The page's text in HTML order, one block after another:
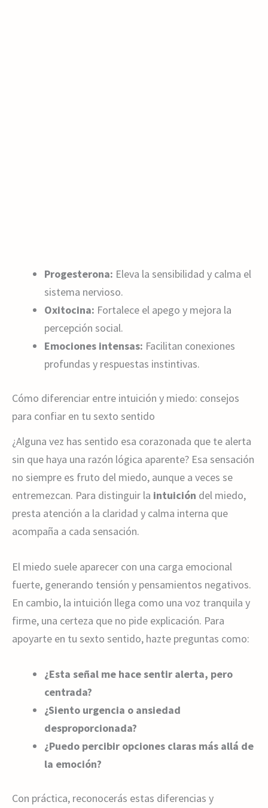
Progesterona: Eleva la sensibilidad y calma el
sistema nervioso.
Oxitocina: Fortalece el apego y mejora la
percepción social.
Emociones intensas: Facilitan conexiones
profundas y respuestas instintivas.
Cómo diferenciar entre intuición y miedo: consejos
para confiar en tu sexto sentido
¿Alguna vez has sentido esa corazonada que te alerta
sin que haya una razón lógica aparente? Esa sensación
no siempre es fruto del miedo, aunque a veces se
entremezcan. Para distinguir la intuición del miedo,
presta atención a la claridad y calma interna que
acompaña a cada sensación.
El miedo suele aparecer con una carga emocional
fuerte, generando tensión y pensamientos negativos.
En cambio, la intuición llega como una voz tranquila y
firme, una certeza que no pide explicación. Para
apoyarte en tu sexto sentido, hazte preguntas como:
¿Esta señal me hace sentir alerta, pero
centrada?
¿Siento urgencia o ansiedad
desproporcionada?
¿Puedo percibir opciones claras más allá de
la emoción?
Con práctica, reconocerás estas diferencias y